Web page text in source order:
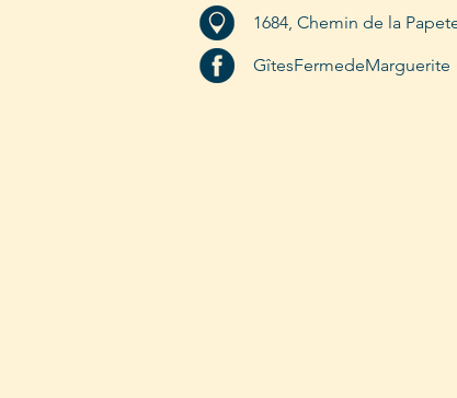
1684, Chemin de la
GîtesFermedeMarguerite